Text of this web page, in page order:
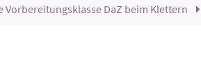
Vorbereitungsklasse DaZ beim Klettern